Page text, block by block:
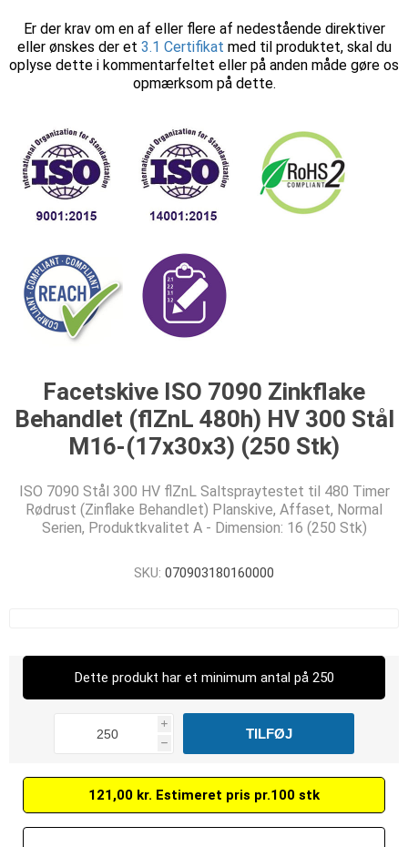
Er der krav om en af eller flere af nedestående direktiver
eller ønskes der et 3.1 Certifikat med til produktet, skal du
oplyse dette i kommentarfeltet eller på anden måde gøre os
opmærksom på dette.
Facetskive ISO 7090 Zinkflake
Behandlet (flZnL 480h) HV 300 Stål
M16-(17x30x3) (250 Stk)
ISO 7090 Stål 300 HV flZnL Saltspraytestet til 480 Timer
Rødrust (Zinflake Behandlet) Planskive, Affaset, Normal
Serien, Produktkvalitet A - Dimension: 16 (250 Stk)
SKU: 070903180160000
Dette produkt har et minimum antal på 250
i
h
121,00 kr. Estimeret pris pr.100 stk